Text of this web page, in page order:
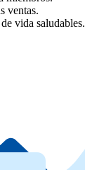
ventas.
vida saludables.